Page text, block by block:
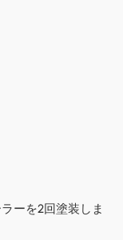
ーを2回塗装しま